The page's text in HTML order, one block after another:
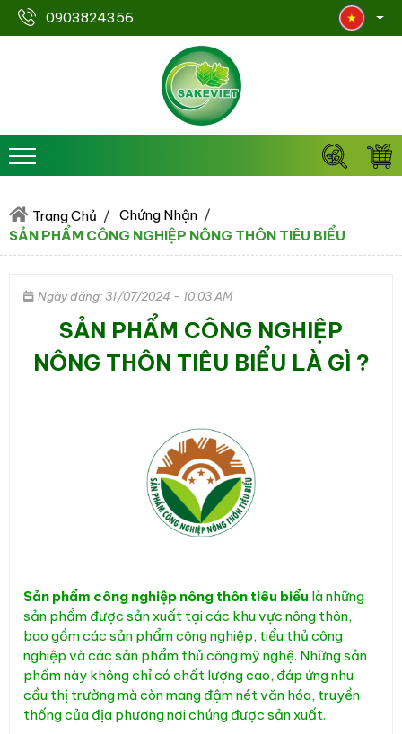
0903824356
Trang Chủ
Chứng Nhận
SẢN PHẨM CÔNG NGHIỆP NÔNG THÔN TIÊU BIỂU
Ngày đăng: 31/07/2024 - 10:03 AM
SẢN PHẨM CÔNG NGHIỆP
NÔNG THÔN TIÊU BIỂU LÀ GÌ ?
Sản phẩm công nghiệp nông thôn tiêu biểu là những
sản phẩm được sản xuất tại các khu vực nông thôn,
bao gồm các sản phẩm công nghiệp, tiểu thủ công
nghiệp và các sản phẩm thủ công mỹ nghệ. Những sản
phẩm này không chỉ có chất lượng cao, đáp ứng nhu
cầu thị trường mà còn mang đậm nét văn hóa, truyền
thống của địa phương nơi chúng được sản xuất.